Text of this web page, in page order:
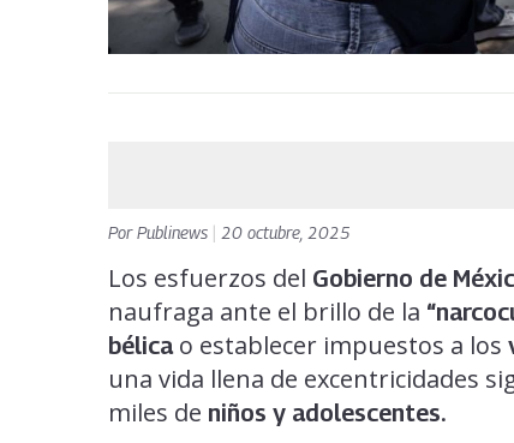
PorPublinews 20 octubre, 2025
Los esfuerzos del Gobierno de
naufraga ante el brillo de la
bélicao establecer impuestos a los
una vida llena de excentricidades
miles de niños y adolescentes.